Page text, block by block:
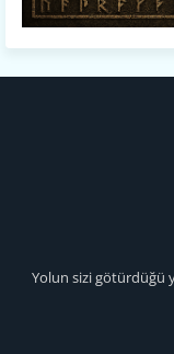
Yolun sizi götürdüğü